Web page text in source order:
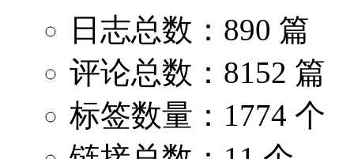
日志总数：890 篇
评论总数：8152 篇
标签数量：1774 个